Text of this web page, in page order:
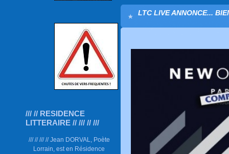
/// // RESIDENCE
LITTERAIRE // /// // ///
/// // /// // Jean DORVAL, Poète
Lorrain, est en Résidence
LTC LIVE ANNONCE...